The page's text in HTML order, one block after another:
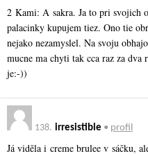
2 Kami: A sakra. Ja to pri svojich
palacinky kupujem tiez. Ono tie
nejako nezamyslel. Na svoju
mucne ma chyti tak cca raz za dva
je:-))
138. irresistible • profil
Já viděla i creme brulee v sáčku,